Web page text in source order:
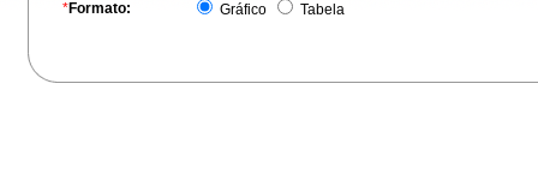
*Formato: Gráfico Tabela